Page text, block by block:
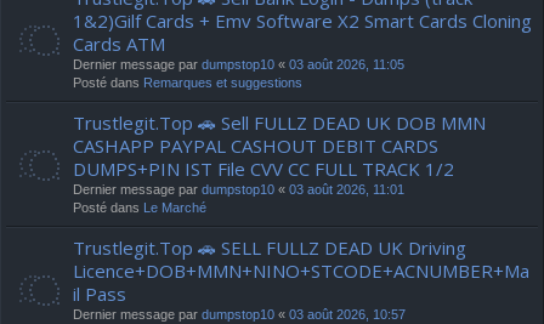
1&2)Gilf Cards + Emv Software X2 Smart Cards Cloning
Cards ATM
Dernier message par dumpstop10 « 03 août 2026, 11:05
Posté dans Remarques et suggestions
Trustlegit.Top 🚗 Sell FULLZ DEAD UK DOB MMN
CASHAPP PAYPAL CASHOUT DEBIT CARDS
DUMPS+PIN IST File CVV CC FULL TRACK 1/2
Dernier message par dumpstop10 « 03 août 2026, 11:01
Posté dans
Le Marché
Trustlegit.Top 🚗 SELL FULLZ DEAD UK Driving
Licence+DOB+MMN+NINO+STCODE+ACNUMBER+Ma
il Pass
Dernier message par dumpstop10 « 03 août 2026, 10:57